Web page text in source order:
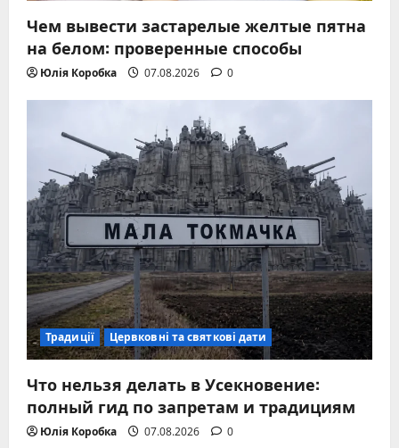
Чем вывести застарелые желтые пятна
на белом: проверенные способы
Юлія Коробка 07.08.2026 0
Традиції Цервковні та святкові дати
Что нельзя делать в Усекновение:
полный гид по запретам и традициям
Юлія Коробка 07.08.2026 0